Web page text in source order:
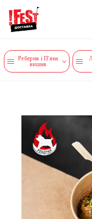
Реберня і П'яна
вишня